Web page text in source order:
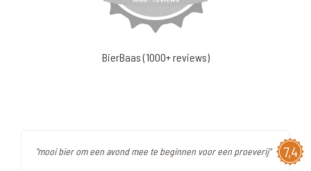
BierBaas (1000+ reviews)
7,4
"mooi bier om een avond mee te beginnen voor een proeverij"